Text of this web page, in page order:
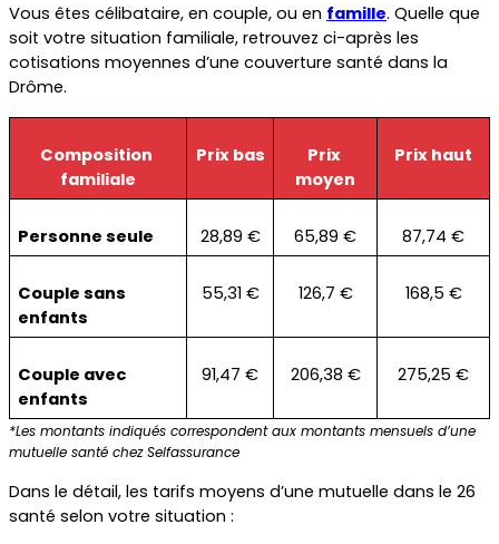
Vous êtes célibataire, en couple, ou en famille. Quelle que
soit votre situation familiale, retrouvez ci-après les
cotisations moyennes d’une couverture santé dans la
Drôme.
Composition
familiale
Prix bas
Prix
moyen
Prix haut
Personne seule 28,89 € 65,89 € 87,74 €
Couple sans
enfants
55,31 € 126,7 € 168,5 €
Couple avec
enfants
91,47 € 206,38 € 275,25 €
*Les montants indiqués correspondent aux montants mensuels d’une
mutuelle santé chez Selfassurance
Dans le détail, les tarifs moyens d’une mutuelle dans le 26
santé selon votre situation :